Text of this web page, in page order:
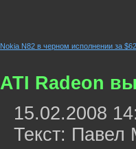
Nokia N82 в черном исполнении за
ATI Radeon
15.02.2008
Текст: Павел